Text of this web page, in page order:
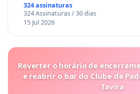
324 assinaturas
324 Assinaturas / 30 dias
15 Jul 2026
Reverter o horário de
e reabrir o bar do Clube de
Tavira